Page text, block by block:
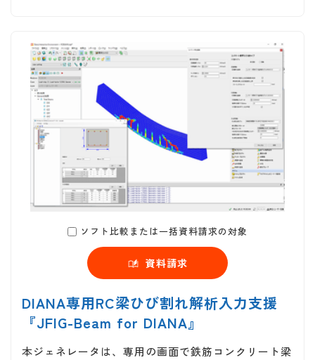
ソフト比較または一括資料請求の対象
資料請求
DIANA専用RC梁ひび割れ解析入力支援
『JFIG-Beam for DIANA』
本ジェネレータは、専用の画面で鉄筋コンクリート梁